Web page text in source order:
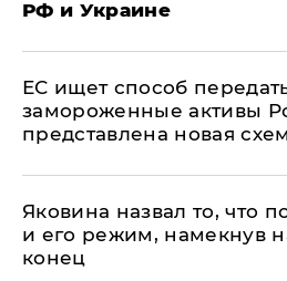
РФ и Украине
ЕС ищет способ
замороженные активы
представлена новая
Яковина назвал то, что
и его режим, намекнув
конец